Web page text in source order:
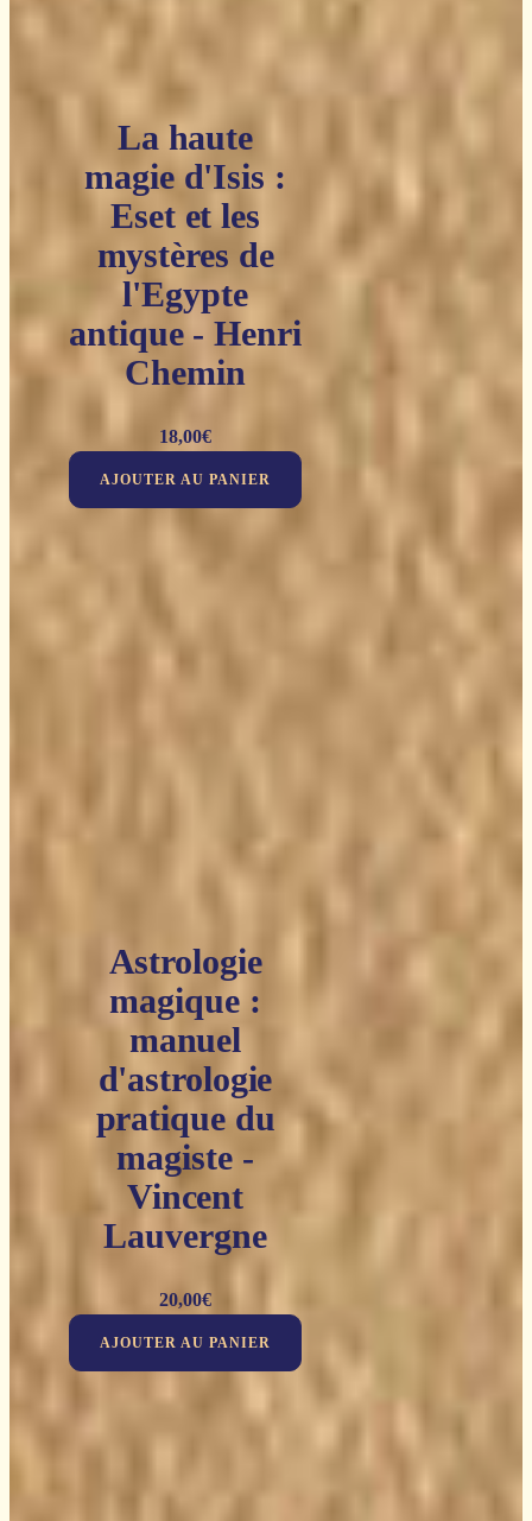
La haute
magie d'Isis :
Eset et les
mystères de
l'Egypte
antique - Henri
Chemin
18,00€
AJOUTER AU PANIER
Astrologie
magique :
manuel
d'astrologie
pratique du
magiste -
Vincent
Lauvergne
20,00€
AJOUTER AU PANIER